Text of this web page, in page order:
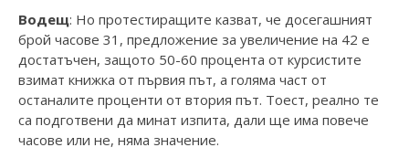
Водещ: Но протестиращите казват, че досегашният
брой часове 31, предложение за увеличение на 42 е
достатъчен, защото 50-60 процента от курсистите
взимат книжка от първия път, а голяма част от
останалите проценти от втория път. Тоест, реално те
са подготвени да минат изпита, дали ще има повече
часове или не, няма значение.